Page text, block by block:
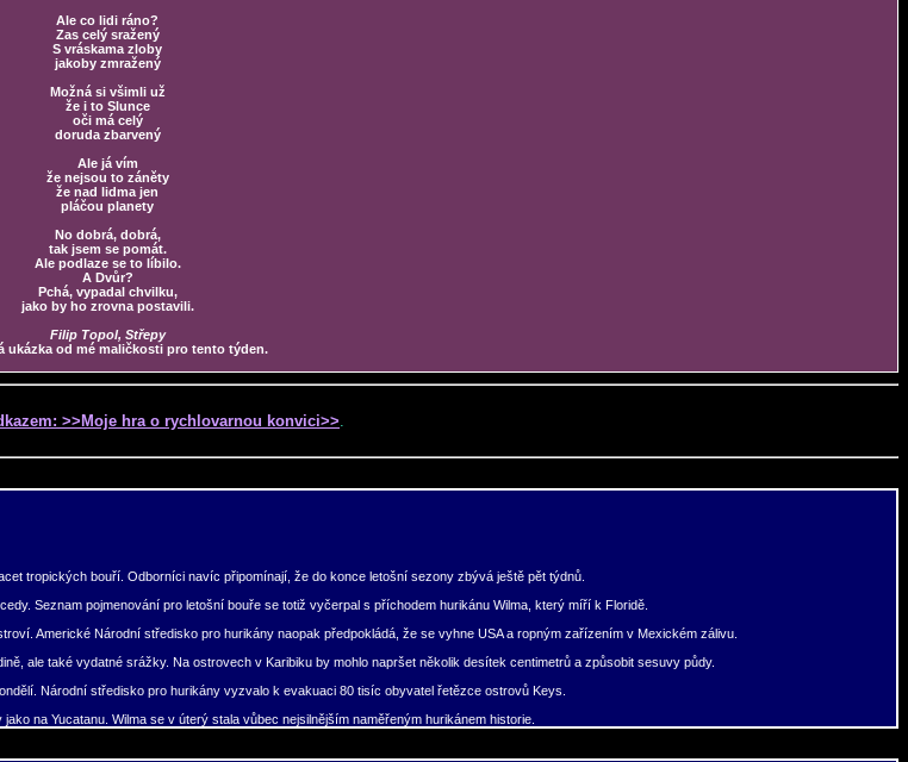
Ale co lidi ráno?
Zas celý sražený
S vráskama zloby
jakoby zmražený
Možná si všimli už
že i to Slunce
oči má celý
doruda zbarvený
Ale já vím
že nejsou to záněty
že nad lidma jen
pláčou planety
No dobrá, dobrá,
tak jsem se pomát.
Ale podlaze se to líbilo.
A Dvůr?
Pchá, vypadal chvilku,
jako by ho zrovna postavili.
Filip Topol, Střepy
ukázka od mé maličkosti pro tento týden.
>>Moje hra o rychlovarnou konvici>>.
tropických bouří. Odborníci navíc připomínají, že do konce letošní sezony zbývá ještě pět týdnů.
Seznam pojmenování pro letošní bouře se totiž vyčerpal s příchodem hurikánu Wilma, který míří k Floridě.
Americké Národní středisko pro hurikány naopak předpokládá, že se vyhne USA a ropným zařízením v Mexickém zálivu.
ale také vydatné srážky. Na ostrovech v Karibiku by mohlo napršet několik desítek centimetrů a způsobit sesuvy půdy.
Národní středisko pro hurikány vyzvalo k evakuaci 80 tisíc obyvatel řetězce ostrovů Keys.
na Yucatanu. Wilma se v úterý stala vůbec nejsilnějším naměřeným hurikánem historie.